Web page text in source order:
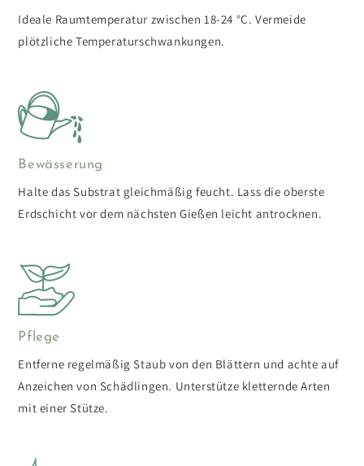
Ideale Raumtemperatur zwischen 18-24 °C. Vermeide
plötzliche Temperaturschwankungen.
Bewässerung
Halte das Substrat gleichmäßig feucht. Lass die oberste
Erdschicht vor dem nächsten Gießen leicht antrocknen.
Pflege
Entferne regelmäßig Staub von den Blättern und achte auf
Anzeichen von Schädlingen. Unterstütze kletternde Arten
mit einer Stütze.